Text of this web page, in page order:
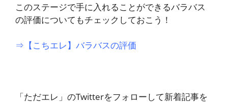
このステージで手に入れることができるバラバス
の評価についてもチェックしておこう！
⇒【こちエレ】バラバスの評価
「ただエレ」のTwitterをフォローして新着記事を